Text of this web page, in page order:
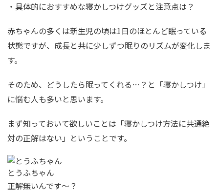
・具体的におすすめな寝かしつけグッズと注意点は？
赤ちゃんの多くは新生児の頃は1日のほとんど眠っている
状態ですが、成長と共に少しずつ眠りのリズムが変化しま
す。
そのため、どうしたら眠ってくれる…？と「寝かしつけ」
に悩む人も多いと思います。
まず知っておいて欲しいことは「寝かしつけ方法に共通絶
対の正解はない 」ということです。
とうふちゃん
正解無いんです〜？